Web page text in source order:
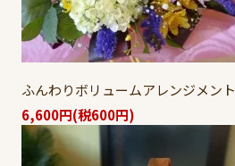
ふんわりボリュームアレンジメント
6,600円(税600円)